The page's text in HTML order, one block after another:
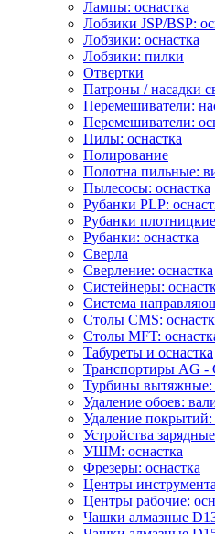
Лампы: оснастка
Лобзики JSP/BSP:
Лобзики: оснастка
Лобзики: пилки
Отвертки
Патроны / насадки
Перемешиватели:
Перемешиватели:
Пилы: оснастка
Полирование
Полотна пильные:
Пылесосы: оснастка
Рубанки PLP:
Рубанки
Рубанки: оснастка
Сверла
Сверление: оснастка
Систейнеры:
Система
Столы CMS:
Столы MFT:
Табуреты и оснастка
Транспортиры AG -
Турбины вытяжные:
Удаление обоев:
Удаление покрытий:
Устройства зарядные
УШМ: оснастка
Фрезеры: оснастка
Центры
Центры рабочие:
Чашки алмазные